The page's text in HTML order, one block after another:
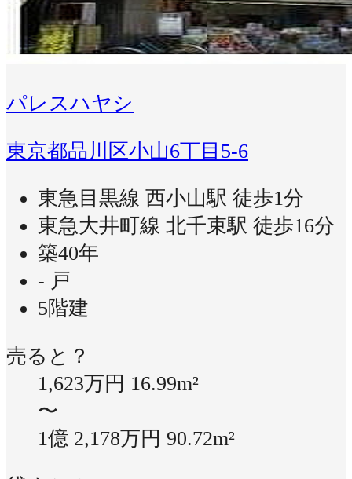
パレスハヤシ
東京都品川区小山6丁目5-6
東急目黒線 西小山駅 徒歩1分
東急大井町線 北千束駅 徒歩16分
築40年
- 戸
5階建
売ると？
1,623万円 16.99m²
〜
1億 2,178万円 90.72m²